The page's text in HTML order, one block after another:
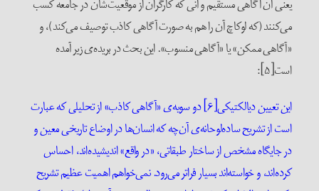
یعنی آن آگاهی مستقیم و آنی که کارگران از موقعیت‌شان در جامعه کسب
می‌کنند (که لوکاچ آن را هم به صورت آگاهی کاذب توصیف می‌کند)، و
«آگاهی ممکن» یا «آگاهی منسوب». این بحث در بریده‌‌ی زیر آمده
است[۵]:
این تعیین دیالکتیکی[۶] دو سویه‌ی «آگاهی کاذب» از تحلیلی که عبارت
است از تشریح ساده‌لوحانه‌ی آن‌چه که انسان‌ها در اوضاع تاریخی معین و
در جایگاه مشخص از ساختار طبقاتی، «در واقع» ‌اندیشیده‌اند، احساس‌
کرده‌اند، و خواسته‌اند‌ بسیار فراتر می‌رود. نمی‌خواهم اهمیت عظیم تشریح